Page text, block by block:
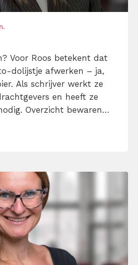
Voor Roos betekent dat
dolijstje afwerken – ja,
Als schrijver werkt ze
en heeft ze
Overzicht bewaren
in zo’n goede flow